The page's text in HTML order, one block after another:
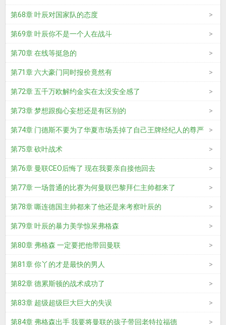
第68章 叶辰对国家队的态度
第69章 叶辰你不是一个人在战斗
第70章 在线等挺急的
第71章 六大豪门同时报价竟然有
第72章 五千万欧解约金实在太没安全感了
第73章 梦想跟痴心妄想还是有区别的
第74章 门德斯不要为了华夏市场丢掉了自己王牌经纪人的尊严
第75章 砍叶战术
第76章 曼联CEO后悔了 现在我要亲自接他回去
第77章 一场普通的比赛为何曼联巴黎拜仁主帅都来了
第78章 嘶连德国主帅都来了他还是来考察叶辰的
第79章 叶辰的暴力美学惊呆弗格森
第80章 弗格森 一定要把他带回曼联
第81章 你丫的才是最快的男人
第82章 德累斯顿的战术成功了
第83章 超级超级巨大巨大的失误
第84章 弗格森出手 我要将曼联的孩子带回老特拉福德